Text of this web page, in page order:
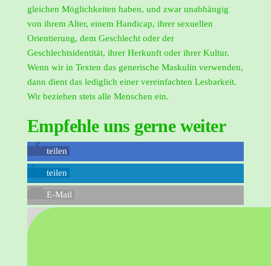
gleichen Möglichkeiten haben, und zwar unabhängig
von ihrem Alter, einem Handicap, ihrer sexuellen
Orientierung, dem Geschlecht oder der
Geschlechtsidentität, ihrer Herkunft oder ihrer Kultur.
Wenn wir in Texten das generische Maskulin verwenden,
dann dient das lediglich einer vereinfachten Lesbarkeit.
Wir beziehen stets alle Menschen ein.
Empfehle uns gerne weiter
teilen
teilen
E-Mail